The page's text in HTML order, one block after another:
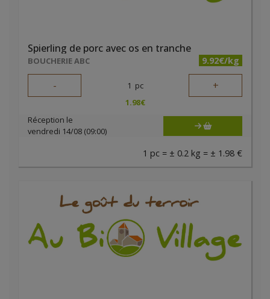
Spierling de porc avec os en tranche
BOUCHERIE ABC 9.92€/kg
- 1 pc +
1.98€
Réception le
vendredi 14/08 (09:00)
1 pc = ± 0.2 kg = ± 1.98 €